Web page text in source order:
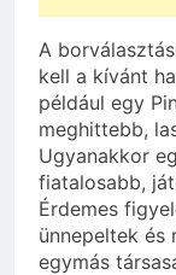
A
kell a kívánt
például egy
meghittebb,
Ugyanakkor
fiatalosabb,
Érdemes
ünnepeltek és
egymás